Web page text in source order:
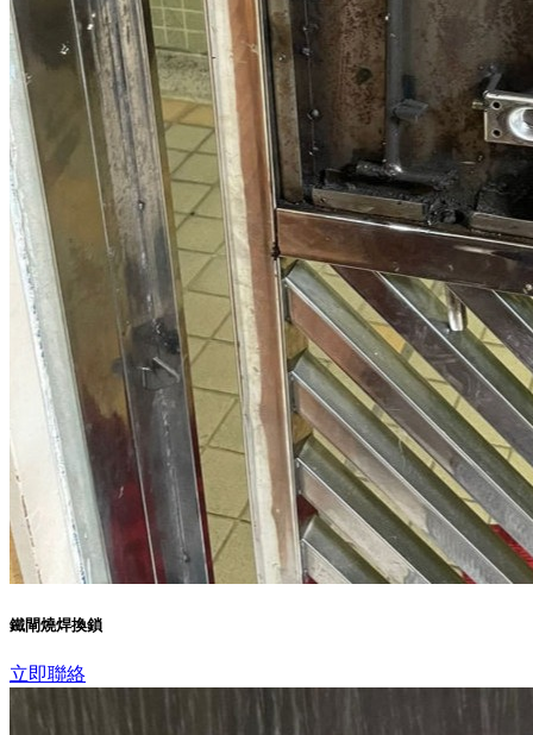
鐵閘燒焊換鎖
立即聯絡